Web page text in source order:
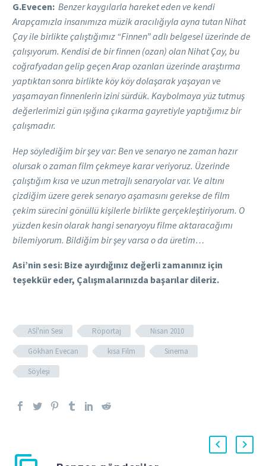
G.Evecen: Benzer kaygılarla hareket eden ve kendi
Arapçamızla insanımıza müzik aracılığıyla ayna tutan Nihat
Çay ile birlikte çalıştığımız “Finnen” adlı belgesel üzerinde de
çalışıyorum. Kendisi de bir finnen (ozan) olan Nihat Çay, bu
coğrafyadan gelip geçen Arap ozanları üzerinde araştırma
yaptıktan sonra birlikte köy köy dolaşarak yaşayan ve
yaşamayan finnenlerin izini sürdük. Kaybolmaya yüz tutmuş
değerlerimizi gün ışığına çıkarma gayretiyle yaptığımız bir
çalışmadır.
Hep söylediğim bir şey var: Ben ve senaryo ne zaman hazır
olursak o zaman film çekmeye karar veriyoruz. Üzerinde
çalıştığım kısa ve uzun metrajlı senaryolar var. Ve altını
çizdiğim üzere gerek senaryo aşamasını gerekse de film
çekim sürecini gönüllü kişilerle birlikte gerçekleştiriyorum. O
yüzden kesin olarak hangi senaryoyu filme aktaracağımı
bilemiyorum. Bildiğim bir şey varsa o da üretim…
Asi’nin sesi: Bize ayırdığınız değerli zamanınız için
teşekkür eder, Çalışmalarınızda başarılar dileriz.
ASİ'nin Sesi Röportaj
Nisan 2010
Gökhan Evecan
kısa Film
Sinema
Söyleşi